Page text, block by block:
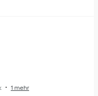
1 mehr